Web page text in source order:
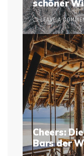
schöner
LEAVE A
Cheers:
Bars der